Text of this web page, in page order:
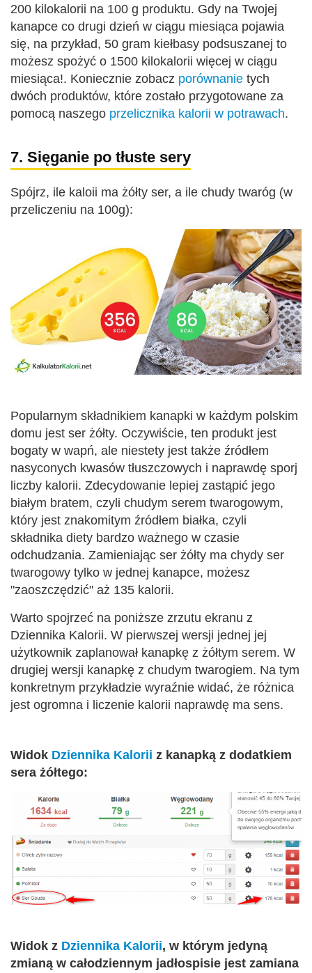
200 kilokalorii na 100 g produktu. Gdy na Twojej
kanapce co drugi dzień w ciągu miesiąca pojawia
się, na przykład, 50 gram kiełbasy podsuszanej to
możesz spożyć o 1500 kilokalorii więcej w ciągu
miesiąca!. Koniecznie zobacz porównanie tych
dwóch produktów, które zostało przygotowane za
pomocą naszego przelicznika kalorii w potrawach.
7. Sięganie po tłuste sery
Spójrz, ile kaloii ma żółty ser, a ile chudy twaróg (w
przeliczeniu na 100g):
Popularnym składnikiem kanapki w każdym polskim
domu jest ser żółty. Oczywiście, ten produkt jest
bogaty w wapń, ale niestety jest także źródłem
nasyconych kwasów tłuszczowych i naprawdę sporj
liczby kalorii. Zdecydowanie lepiej zastąpić jego
białym bratem, czyli chudym serem twarogowym,
który jest znakomitym źródłem białka, czyli
składnika diety bardzo ważnego w czasie
odchudzania. Zamieniając ser żółty ma chydy ser
twarogowy tylko w jednej kanapce, możesz
"zaoszczędzić" aż 135 kalorii.
Warto spojrzeć na poniższe zrzutu ekranu z
Dziennika Kalorii. W pierwszej wersji jednej jej
użytkownik zaplanował kanapkę z żółtym serem. W
drugiej wersji kanapkę z chudym twarogiem. Na tym
konkretnym przykładzie wyraźnie widać, że różnica
jest ogromna i liczenie kalorii naprawdę ma sens.
Widok Dziennika Kalorii z kanapką z dodatkiem
sera żółtego:
Widok z Dziennika Kalorii, w którym jedyną
zmianą w całodziennym jadłospisie jest zamiana